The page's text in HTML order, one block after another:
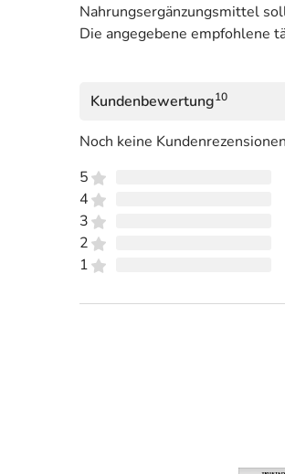
Nahrungsergänzungsmittel
Die angegebene empfohlene
Kundenbewertung10
Noch keine
5
4
3
2
1